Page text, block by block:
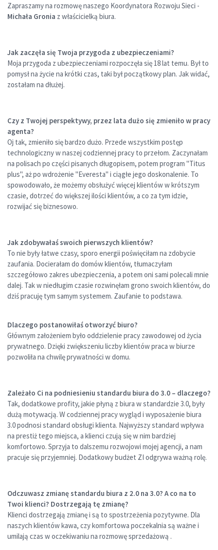
Zapraszamy na rozmowę naszego Koordynatora Rozwoju Sieci -
Michała Gronia z właścicielką biura.
Jak zaczęła się Twoja przygoda z ubezpieczeniami?
Moja przygoda z ubezpieczeniami rozpoczęła się 18 lat temu. Był to
pomysł na życie na krótki czas, taki był początkowy plan. Jak widać,
zostałam na dłużej.
Czy z Twojej perspektywy, przez lata dużo się zmieniło w pracy
agenta?
Oj tak, zmieniło się bardzo dużo. Przede wszystkim postęp
technologiczny w naszej codziennej pracy to przełom. Zaczynałam
na polisach po części pisanych długopisem, potem program "Titus
plus", aż po wdrożenie "Everesta" i ciągłe jego doskonalenie. To
spowodowało, że możemy obsłużyć więcej klientów w krótszym
czasie, dotrzeć do większej ilości klientów, a co za tym idzie,
rozwijać się biznesowo.
Jak zdobywałaś swoich pierwszych klientów?
To nie były łatwe czasy, sporo energii poświęciłam na zdobycie
zaufania. Docierałam do domów klientów, tłumaczyłam
szczegółowo zakres ubezpieczenia, a potem oni sami polecali mnie
dalej. Tak w niedługim czasie rozwinęłam grono swoich klientów, do
dziś pracuję tym samym systemem. Zaufanie to podstawa.
Dlaczego postanowiłaś otworzyć biuro?
Głównym założeniem było oddzielenie pracy zawodowej od życia
prywatnego. Dzięki zwiększeniu liczby klientów praca w biurze
pozwoliła na chwilę prywatności w domu.
Zależało Ci na podniesieniu standardu biura do 3.0 – dlaczego?
Tak, dodatkowe profity, jakie płyną z biura w standardzie 3.0, były
dużą motywacją. W codziennej pracy wygląd i wyposażenie biura
3.0 podnosi standard obsługi klienta. Najwyższy standard wpływa
na prestiż tego miejsca, a klienci czują się w nim bardziej
komfortowo. Sprzyja to dalszemu rozwojowi mojej agencji, a nam
pracuje się przyjemniej. Dodatkowy budżet ZI odgrywa ważną rolę.
Odczuwasz zmianę standardu biura z 2.0 na 3.0? A co na to
Twoi klienci? Dostrzegają tę zmianę?
Klienci dostrzegają zmianę i są to spostrzeżenia pozytywne. Dla
naszych klientów kawa, czy komfortowa poczekalnia są ważne i
umilają czas w oczekiwaniu na rozmowę sprzedażową .